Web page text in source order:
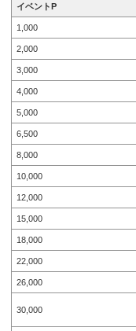
イベントP
1,000
2,000
3,000
4,000
5,000
6,500
8,000
10,000
12,000
15,000
18,000
22,000
26,000
30,000